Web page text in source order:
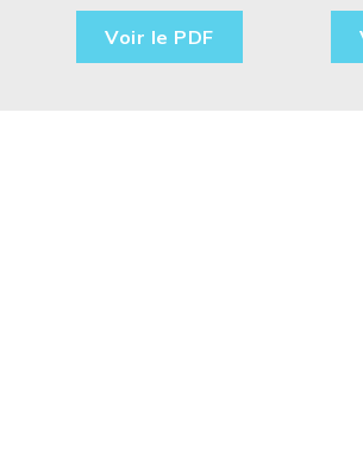
Voir le PDF